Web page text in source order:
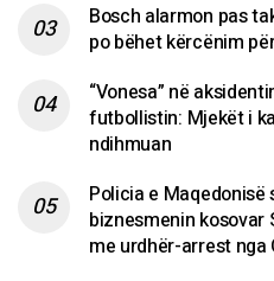
Bosch alarmon pas
po bëhet kërcënim
“Vonesa” në
futbollistin: Mjekët i
ndihmuan
Policia e
biznesmenin kosovar
me urdhër-arrest nga